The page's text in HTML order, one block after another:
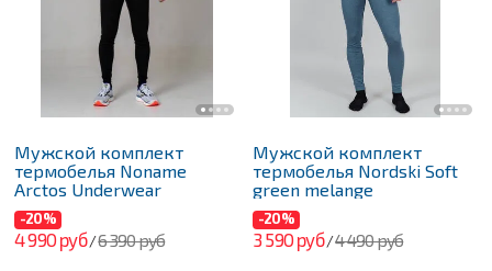
Мужской комплект
термобелья Noname
Arctos Underwear
-20%
4 990 руб/6 390 руб
Мужской комплект
термобелья Nordski Soft
green melange
-20%
3 590 руб/4 490 руб